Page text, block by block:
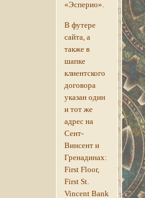
«Эсперио».
В футере
сайта, а
также в
шапке
клиентского
договора
указан один
и тот же
адрес на
Сент-
Винсент и
Гренадинах:
First Floor,
First St.
Vincent Bank